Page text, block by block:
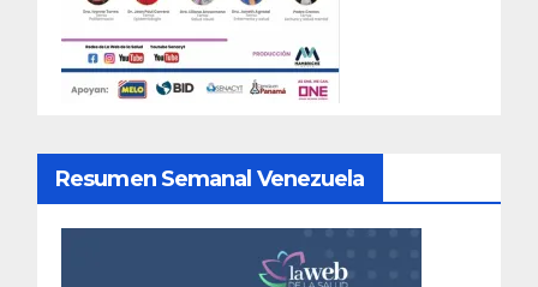
Resumen Semanal Venezuela